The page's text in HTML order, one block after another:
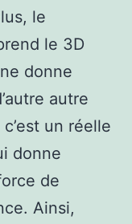
le
le 3D
donne
autre
un réelle
donne
de
Ainsi,